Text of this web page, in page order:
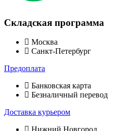
Складская программа
Москва
Санкт-Петербург
Предоплата
Банковская карта
Безналичный перевод
Доставка курьером